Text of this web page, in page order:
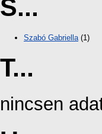
S...
Szabó Gabriella(1)
T...
nincsen